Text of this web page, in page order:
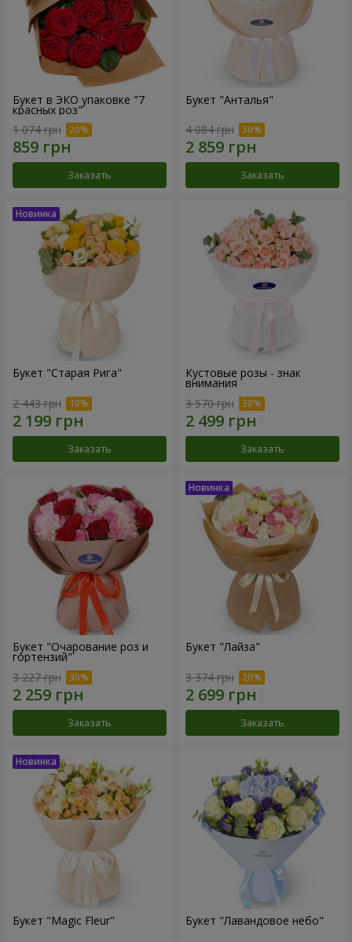
Букет в ЭКО упаковке "7
красных роз"
1 074 грн
Заказать
Букет "Анталья"
4 084 грн
Заказать
Букет "Старая Рига"
2 443 грн
Заказать
Кустовые розы - знак
внимания
3 570 грн
Заказать
Букет "Очарование роз и
гортензий"
3 227 грн
Заказать
Букет "Лайза"
3 374 грн
Заказать
Букет "Magic Fleur" Букет "Лавандовое небо"